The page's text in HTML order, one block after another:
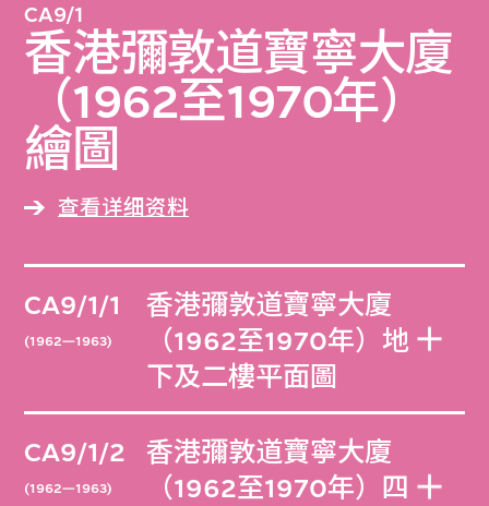
CA9/1
香港彌敦道寶寧大廈
（1962至1970年）
繪圖
查看详细资料
CA9/1/1
(1962—1963)
香港彌敦道寶寧大廈
（1962至1970年）地
下及二樓平面圖
CA9/1/2
(1962—1963)
香港彌敦道寶寧大廈
（1962至1970年）四